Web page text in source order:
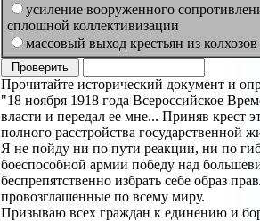
усиление вооруженного
сплошной коллективизации
массовый выход крестьян из колхозов
Прочитайте исторический документ и
"18 ноября 1918 года Всероссийское
власти и передал ее мне... Приняв крест
полного расстройства государственной
Я не пойду ни по пути реакции, ни по
боеспособной армии победу над
беспрепятственно избрать себе образ
провозглашенные по всему миру.
Призываю всех граждан к единению и